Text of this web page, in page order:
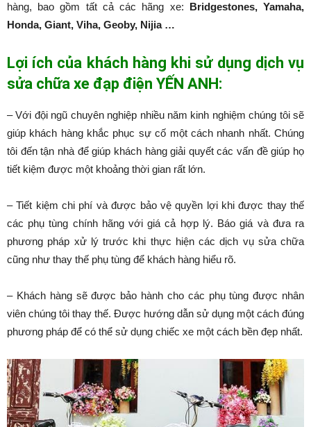
hàng, bao gồm tất cả các hãng xe: Bridgestones, Yamaha,
Honda, Giant, Viha, Geoby, Nijia …
Lợi ích của khách hàng khi sử dụng dịch vụ
sửa chữa xe đạp điện YẾN ANH:
– Với đội ngũ chuyên nghiệp nhiều năm kinh nghiệm chúng tôi sẽ
giúp khách hàng khắc phục sự cố một cách nhanh nhất. Chúng
tôi đến tận nhà để giúp khách hàng giải quyết các vấn đề giúp họ
tiết kiệm được một khoảng thời gian rất lớn.
– Tiết kiệm chi phí và được bảo vệ quyền lợi khi được thay thế
các phụ tùng chính hãng với giá cả hợp lý. Báo giá và đưa ra
phương pháp xử lý trước khi thực hiện các dịch vụ sửa chữa
cũng như thay thế phụ tùng để khách hàng hiểu rõ.
– Khách hàng sẽ được bảo hành cho các phụ tùng được nhân
viên chúng tôi thay thế. Được hướng dẫn sử dụng một cách đúng
phương pháp để có thể sử dụng chiếc xe một cách bền đẹp nhất.